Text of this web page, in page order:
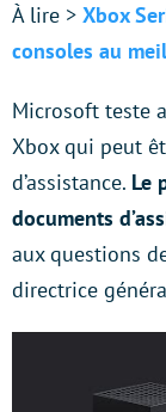
À lire > Xbox
consoles au
Microsoft teste
Xbox qui peut
d’assistance. Le
documents
aux questions
directrice